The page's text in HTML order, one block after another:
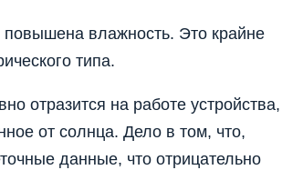
повышена влажность. Это крайне
типа.
отразится на работе устройства,
от солнца. Дело в том, что,
данные, что отрицательно